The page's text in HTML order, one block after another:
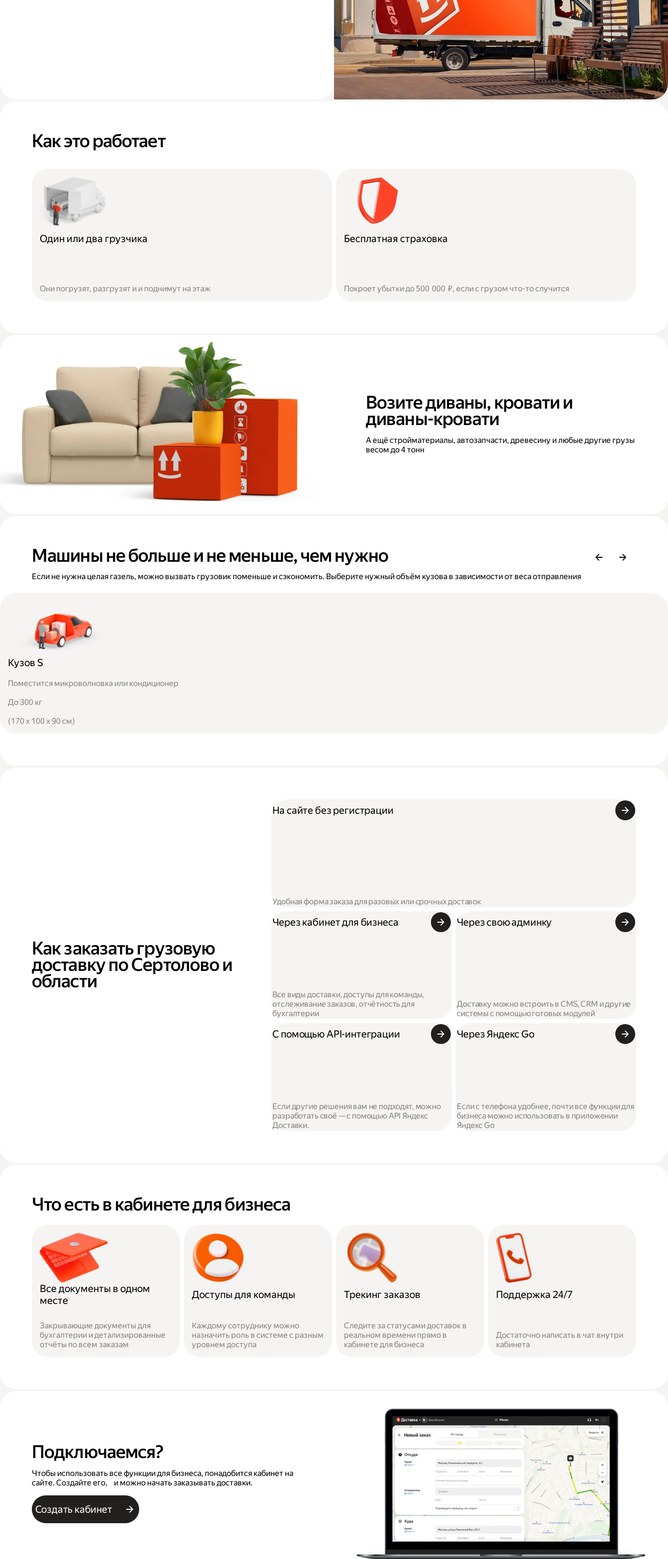
Как это работает
Один или два грузчика
Они погрузят, разгрузят и и поднимут на этаж
Бесплатная страховка
Покроет убытки до 500 000 ₽, если с грузом что-то случится
Возите диваны, кровати и
диваны-кровати
А ещё стройматериалы, автозапчасти, древесину и любые другие грузы
весом до 4 тонн
Машины не больше и не меньше, чем нужно
Если не нужна целая газель, можно вызвать грузовик поменьше и сэкономить. Выберите нужный объём кузова в зависимости от веса отправления
Кузов S
Поместится микроволновка или кондиционер
До 300 кг
(170 x 100 x 90 см)
Как заказать грузовую
доставку по Сертолово и
области
На сайте без регистрации
Удобная форма заказа для разовых или срочных доставок
Через кабинет для бизнеса
Все виды доставки, доступы для команды,
отслеживание заказов, отчётность для
бухгалтерии
Через свою админку
Доставку можно встроить в CMS, CRM и другие
системы с помощью готовых модулей
С помощью API-интеграции
Если другие решения вам не подходят, можно
разработать своё — с помощью API Яндекс
Доставки.
Через Яндекс Go
Если с телефона удобнее, почти все функции для
бизнеса можно использовать в приложении
Яндекс Go
Что есть в кабинете для бизнеса
Все документы в одном
месте
Закрывающие документы для
бухгалтерии и детализированные
отчёты по всем заказам
Доступы для команды
Каждому сотруднику можно
назначить роль в системе с разным
уровнем доступа
Трекинг заказов
Следите за статусами доставок в
реальном времени прямо в
кабинете для бизнеса
Поддержка 24/7
Достаточно написать в чат внутри
кабинета
Подключаемся?
Чтобы использовать все функции для бизнеса, понадобится кабинет на
сайте. Создайте его, и можно начать заказывать доставки.
Создать кабинет